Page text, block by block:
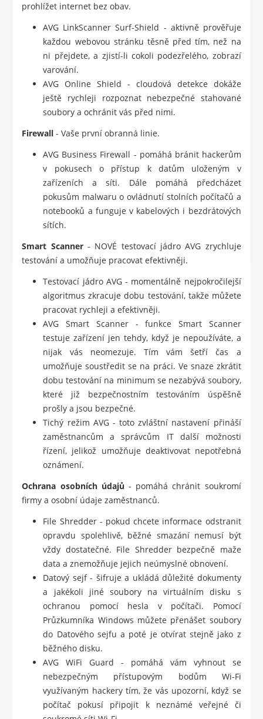
prohlížet internet bez obav.
AVG LinkScanner Surf-Shield - aktivně prověřuje
každou webovou stránku těsně před tím, než na
ni přejdete, a zjistí-li cokoli podezřelého, zobrazí
varování.
AVG Online Shield - cloudová detekce dokáže
ještě rychleji rozpoznat nebezpečné stahované
soubory a ochránit vás před nimi.
Firewall - Vaše první obranná linie.
AVG Business Firewall - pomáhá bránit hackerům
v pokusech o přístup k datům uloženým v
zařízeních a síti. Dále pomáhá předcházet
pokusům malwaru o ovládnutí stolních počítačů a
notebooků a funguje v kabelových i bezdrátových
sítích.
Smart Scanner- NOVÉ testovací jádro AVG zrychluje
testování a umožňuje pracovat efektivněji.
Testovací jádro AVG - momentálně nejpokročilejší
algoritmus zkracuje dobu testování, takže můžete
pracovat rychleji a efektivněji.
AVG Smart Scanner - funkce Smart Scanner
testuje zařízení jen tehdy, když je nepoužíváte, a
nijak vás neomezuje. Tím vám šetří čas a
umožňuje soustředit se na práci. Ve snaze zkrátit
dobu testování na minimum se nezabývá soubory,
které již bezpečnostním testováním úspěšně
prošly a jsou bezpečné.
Tichý režim AVG - toto zvláštní nastavení přináší
zaměstnancům a správcům IT další možnosti
řízení, jelikož umožňuje deaktivovat nepotřebná
oznámení.
Ochrana osobních údajů - pomáhá chránit soukromí
firmy a osobní údaje zaměstnanců.
File Shredder - pokud chcete informace odstranit
opravdu spolehlivě, běžné smazání nemusí být
vždy dostatečné. File Shredder bezpečně maže
data a znemožňuje jejich neúmyslné obnovení.
Datový sejf - šifruje a ukládá důležité dokumenty
a jakékoli jiné soubory na virtuálním disku s
ochranou pomocí hesla v počítači. Pomocí
Průzkumníka Windows můžete přenášet soubory
do Datového sejfu a poté je otvírat stejně jako z
běžného disku.
AVG WiFi Guard - pomáhá vám vyhnout se
nebezpečným přístupovým bodům Wi-Fi
využívaným hackery tím, že vás upozorní, když se
počítač pokusí připojit k neznámé veřejné či